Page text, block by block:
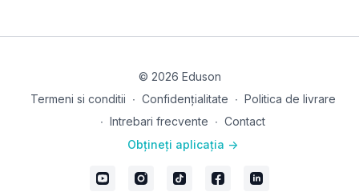
© 2026 Eduson
Termeni si conditii ∙ Confidențialitate ∙ Politica de livrare
∙ Intrebari frecvente ∙ Contact
Obțineți aplicația ->